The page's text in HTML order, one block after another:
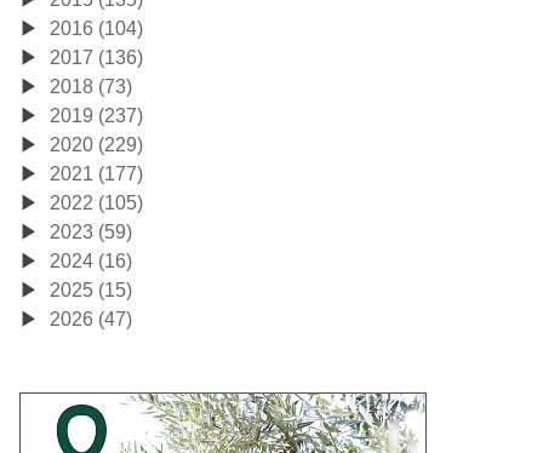
2016 (104)
2017 (136)
2018 (73)
2019 (237)
2020 (229)
2021 (177)
2022 (105)
2023 (59)
2024 (16)
2025 (15)
2026 (47)